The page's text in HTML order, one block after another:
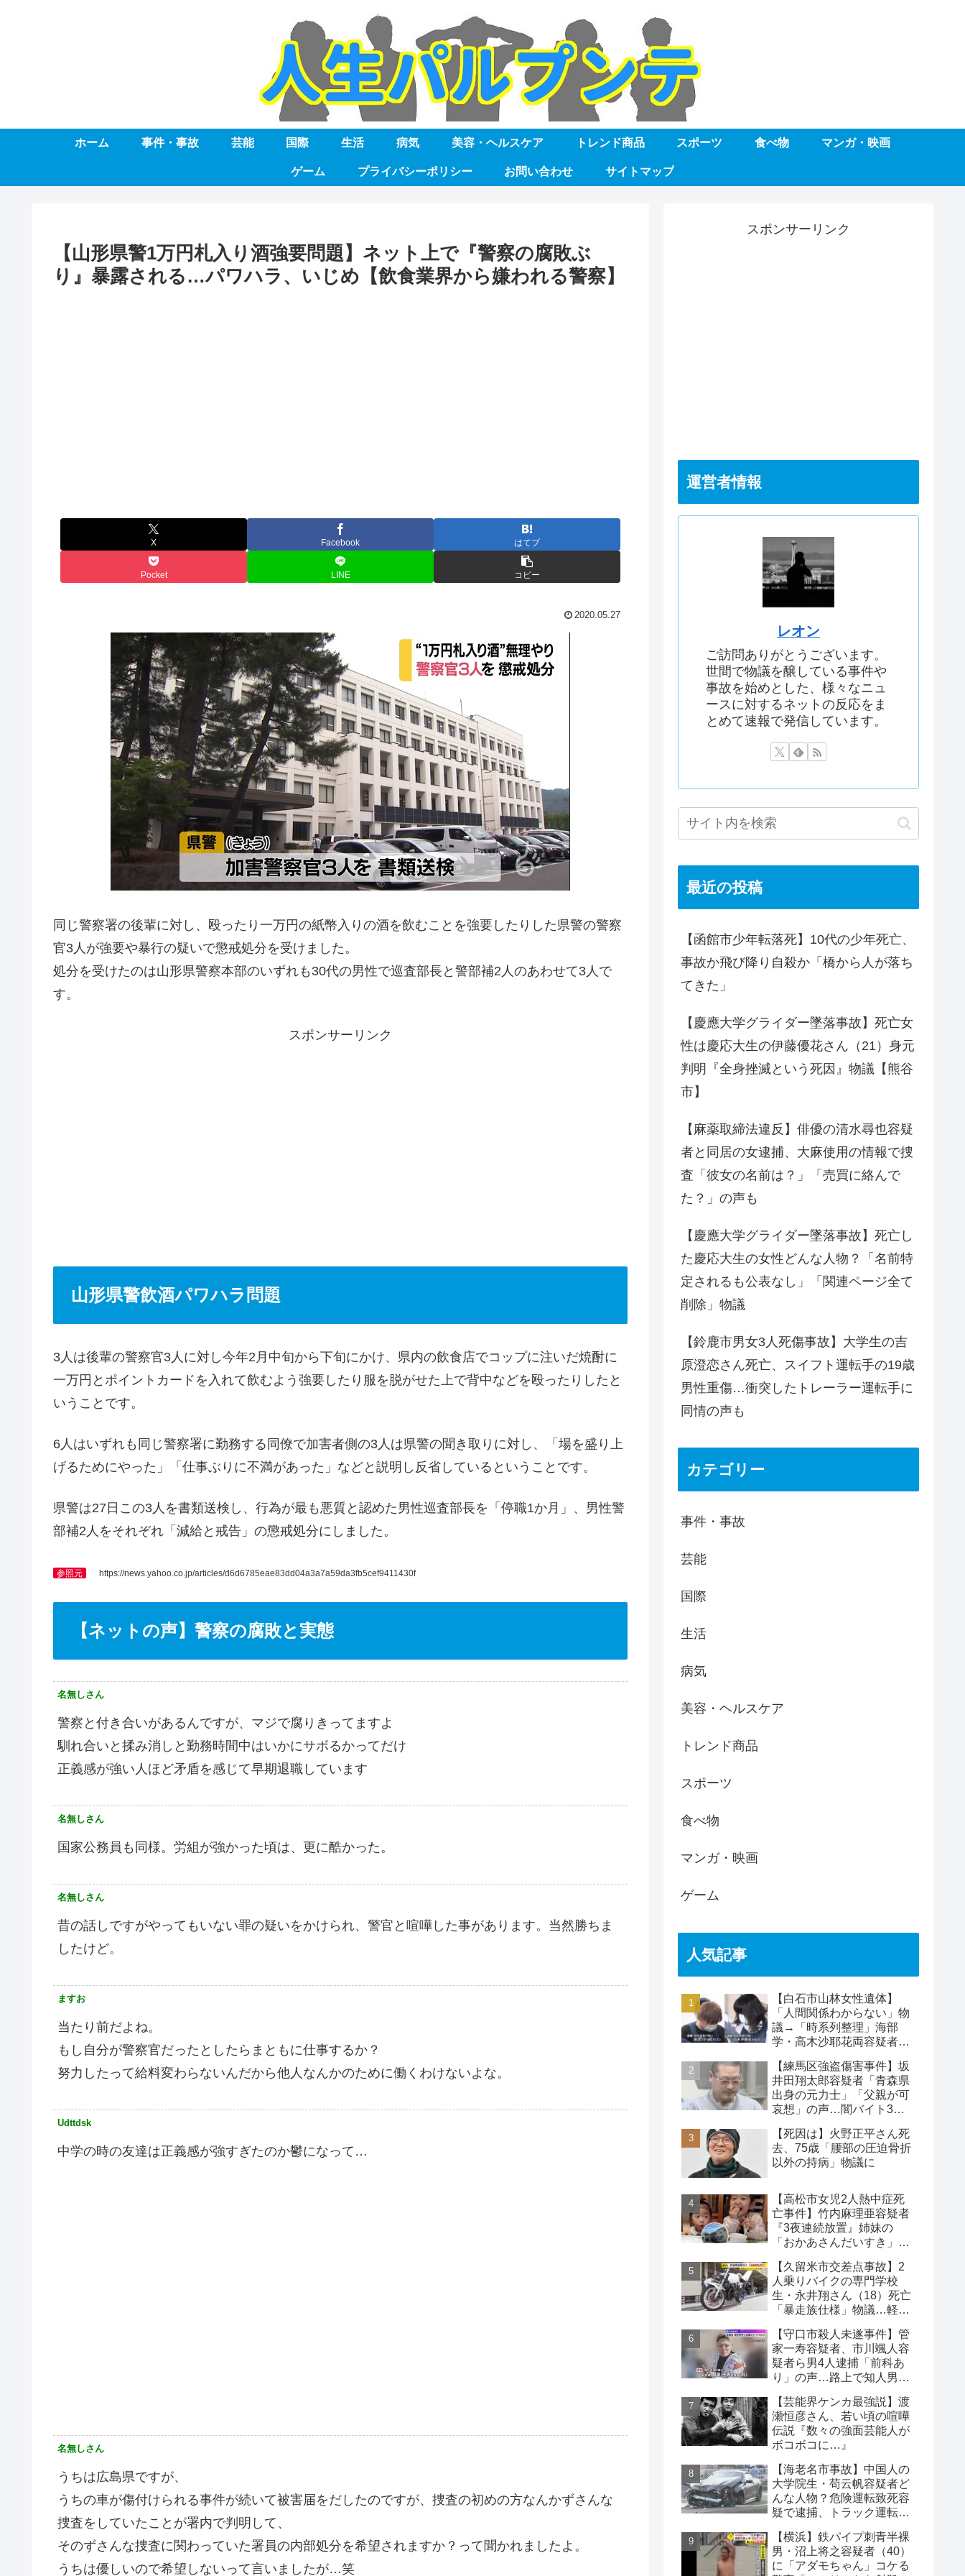
ホーム 事件・事故 芸能 国際 生活 病気 美容・ヘルスケア トレンド商品 スポーツ 食べ物 マンガ・映画
ゲーム プライバシーポリシー お問い合わせ サイトマップ
【山形県警1万円札入り酒強要問題】ネット上で『警察の腐敗ぶ
り』暴露される…パワハラ、いじめ【飲食業界から嫌われる警察】
X Facebook はてブ
Pocket LINE コピー
2020.05.27
同じ警察署の後輩に対し、殴ったり一万円の紙幣入りの酒を飲むことを強要したりした県警の警察
官3人が強要や暴行の疑いで懲戒処分を受けました。
処分を受けたのは山形県警察本部のいずれも30代の男性で巡査部長と警部補2人のあわせて3人で
す。
スポンサーリンク
山形県警飲酒パワハラ問題
3人は後輩の警察官3人に対し今年2月中旬から下旬にかけ、県内の飲食店でコップに注いだ焼酎に
一万円とポイントカードを入れて飲むよう強要したり服を脱がせた上で背中などを殴ったりしたと
いうことです。
6人はいずれも同じ警察署に勤務する同僚で加害者側の3人は県警の聞き取りに対し、「場を盛り上
げるためにやった」「仕事ぶりに不満があった」などと説明し反省しているということです。
県警は27日この3人を書類送検し、行為が最も悪質と認めた男性巡査部長を「停職1か月」、男性警
部補2人をそれぞれ「減給と戒告」の懲戒処分にしました。
参照元 https://news.yahoo.co.jp/articles/d6d6785eae83dd04a3a7a59da3fb5cef9411430f
【ネットの声】警察の腐敗と実態
名無しさん
警察と付き合いがあるんですが、マジで腐りきってますよ
馴れ合いと揉み消しと勤務時間中はいかにサボるかってだけ
正義感が強い人ほど矛盾を感じて早期退職しています
名無しさん
国家公務員も同様。労組が強かった頃は、更に酷かった。
名無しさん
昔の話しですがやってもいない罪の疑いをかけられ、警官と喧嘩した事があります。当然勝ちま
したけど。
ますお
当たり前だよね。
もし自分が警察官だったとしたらまともに仕事するか？
努力したって給料変わらないんだから他人なんかのために働くわけないよな。
Udttdsk
中学の時の友達は正義感が強すぎたのか鬱になって…
名無しさん
うちは広島県ですが、
うちの車が傷付けられる事件が続いて被害届をだしたのですが、捜査の初めの方なんかずさんな
捜査をしていたことが署内で判明して、
そのずさんな捜査に関わっていた署員の内部処分を希望されますか？って聞かれましたよ。
うちは優しいので希望しないって言いましたが…笑
スポンサーリンク
運営者情報
レオン
ご訪問ありがとうございます。
世間で物議を醸している事件や
事故を始めとした、様々なニュ
ースに対するネットの反応をま
とめて速報で発信しています。
最近の投稿
【函館市少年転落死】10代の少年死亡、
事故か飛び降り自殺か「橋から人が落ち
てきた」
【慶應大学グライダー墜落事故】死亡女
性は慶応大生の伊藤優花さん（21）身元
判明『全身挫滅という死因』物議【熊谷
市】
【麻薬取締法違反】俳優の清水尋也容疑
者と同居の女逮捕、大麻使用の情報で捜
査「彼女の名前は？」「売買に絡んで
た？」の声も
【慶應大学グライダー墜落事故】死亡し
た慶応大生の女性どんな人物？「名前特
定されるも公表なし」「関連ページ全て
削除」物議
【鈴鹿市男女3人死傷事故】大学生の吉
原澄恋さん死亡、スイフト運転手の19歳
男性重傷…衝突したトレーラー運転手に
同情の声も
カテゴリー
事件・事故
芸能
国際
生活
病気
美容・ヘルスケア
トレンド商品
スポーツ
食べ物
マンガ・映画
ゲーム
人気記事
【白石市山林女性遺体】
「人間関係わからない」物
議→「時系列整理」海部
学・高木沙耶花両容疑者、
な事件
【練馬区強盗傷害事件】坂
井田翔太郎容疑者「青森県
出身の元力士」「父親が可
哀想」の声…闇バイト3人
【死因は】火野正平さん死
去、75歳「腰部の圧迫骨折
以外の持病」物議に
【高松市女児2人熱中症死
亡事件】竹内麻理亜容疑者
『3夜連続放置』姉妹の
「おかあさんだいすき」折
論
【久留米市交差点事故】2
人乗りバイクの専門学校
生・永井翔さん（18）死亡
「暴走族仕様」物議…軽自
【守口市殺人未遂事件】管
家一寿容疑者、市川颯人容
疑者ら男4人逮捕「前科あ
り」の声…路上で知人男性
【芸能界ケンカ最強説】渡
瀬恒彦さん、若い頃の喧嘩
伝説『数々の強面芸能人が
ボコボコに…』
【海老名市事故】中国人の
大学院生・苟云帆容疑者ど
んな人物？危険運転致死容
疑で逮捕、トラック運転
【横浜】鉄パイプ刺青半裸
男・沼上将之容疑者（40）
に「アダモちゃん」コケる